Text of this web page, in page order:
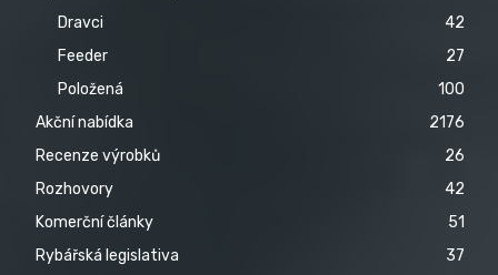
Dravci
42
Feeder
27
Položená
100
Akční nabídka
2176
Recenze výrobků
26
Rozhovory
42
Komerční články
51
Rybářská legislativa
37